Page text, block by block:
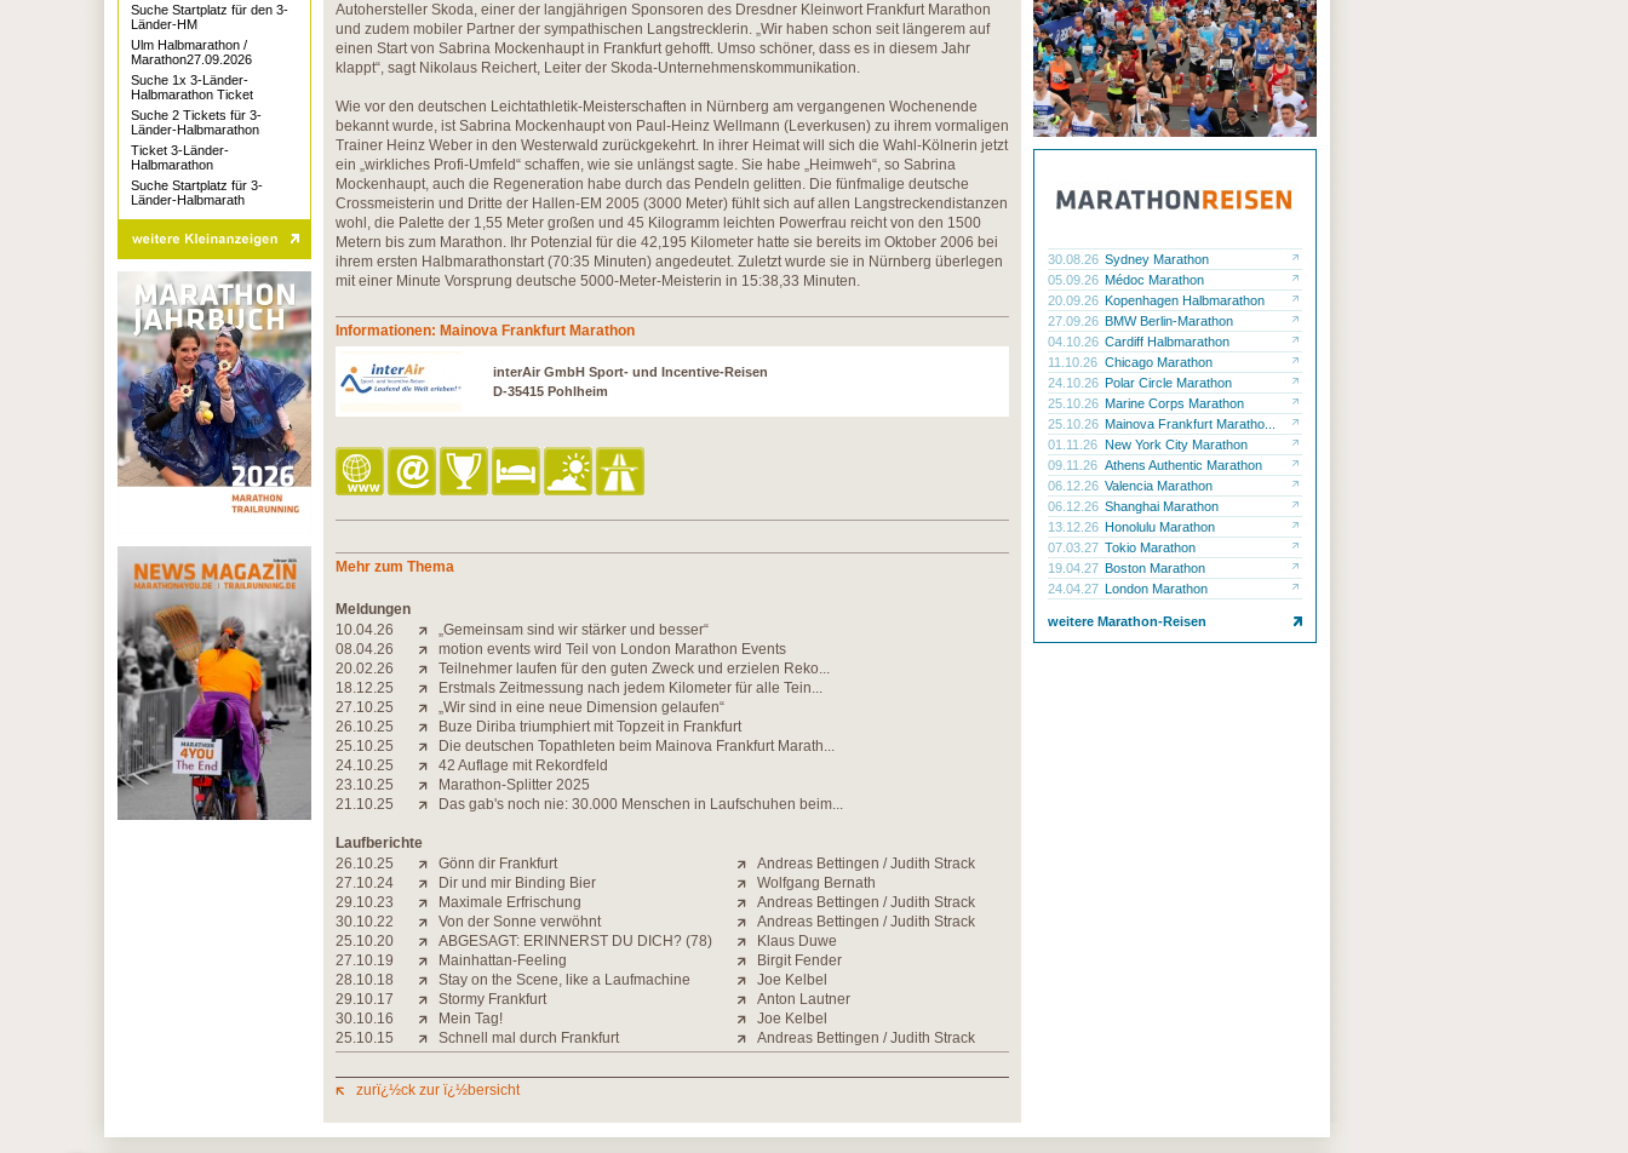
Autohersteller Skoda, einer der langjährigen Sponsoren des Dresdner Kleinwort Frankfurt Marathon
und zudem mobiler Partner der sympathischen Langstrecklerin. „Wir haben schon seit längerem auf
einen Start von Sabrina Mockenhaupt in Frankfurt gehofft. Umso schöner, dass es in diesem Jahr
klappt“, sagt Nikolaus Reichert, Leiter der Skoda-Unternehmenskommunikation.
Wie vor den deutschen Leichtathletik-Meisterschaften in Nürnberg am vergangenen Wochenende
bekannt wurde, ist Sabrina Mockenhaupt von Paul-Heinz Wellmann (Leverkusen) zu ihrem vormaligen
Trainer Heinz Weber in den Westerwald zurückgekehrt. In ihrer Heimat will sich die Wahl-Kölnerin jetzt
ein „wirkliches Profi-Umfeld“ schaffen, wie sie unlängst sagte. Sie habe „Heimweh“, so Sabrina
Mockenhaupt, auch die Regeneration habe durch das Pendeln gelitten. Die fünfmalige deutsche
Crossmeisterin und Dritte der Hallen-EM 2005 (3000 Meter) fühlt sich auf allen Langstreckendistanzen
wohl, die Palette der 1,55 Meter großen und 45 Kilogramm leichten Powerfrau reicht von den 1500
Metern bis zum Marathon. Ihr Potenzial für die 42,195 Kilometer hatte sie bereits im Oktober 2006 bei
ihrem ersten Halbmarathonstart (70:35 Minuten) angedeutet. Zuletzt wurde sie in Nürnberg überlegen
mit einer Minute Vorsprung deutsche 5000-Meter-Meisterin in 15:38,33 Minuten.
Informationen: Mainova Frankfurt Marathon
interAir GmbH Sport- und Incentive-Reisen
D-35415 Pohlheim
Mehr zum Thema
Meldungen
10.04.26
„Gemeinsam sind wir stärker und besser“
08.04.26
motion events wird Teil von London Marathon Events
20.02.26
Teilnehmer laufen für den guten Zweck und erzielen Reko...
18.12.25
Erstmals Zeitmessung nach jedem Kilometer für alle Tein...
27.10.25
„Wir sind in eine neue Dimension gelaufen“
26.10.25
Buze Diriba triumphiert mit Topzeit in Frankfurt
25.10.25
Die deutschen Topathleten beim Mainova Frankfurt Marath...
24.10.25
42 Auflage mit Rekordfeld
23.10.25
Marathon-Splitter 2025
21.10.25
Das gab's noch nie: 30.000 Menschen in Laufschuhen beim...
Laufberichte
26.10.25
Gönn dir Frankfurt
Andreas Bettingen / Judith Strack
27.10.24
Dir und mir Binding Bier
Wolfgang Bernath
29.10.23
Maximale Erfrischung
Andreas Bettingen / Judith Strack
30.10.22
Von der Sonne verwöhnt
Andreas Bettingen / Judith Strack
25.10.20
ABGESAGT: ERINNERST DU DICH? (78)
Klaus Duwe
27.10.19
Mainhattan-Feeling
Birgit Fender
28.10.18
Stay on the Scene, like a Laufmachine
Joe Kelbel
29.10.17
Stormy Frankfurt
Anton Lautner
30.10.16
Mein Tag!
Joe Kelbel
25.10.15
Schnell mal durch Frankfurt Andreas Bettingen / Judith Strack
zurï¿½ck zur ï¿½bersicht
30.08.26 Sydney Marathon
05.09.26 Médoc Marathon
20.09.26 Kopenhagen Halbmarathon
27.09.26 BMW Berlin-Marathon
04.10.26 Cardiff Halbmarathon
11.10.26 Chicago Marathon
24.10.26 Polar Circle Marathon
25.10.26 Marine Corps Marathon
25.10.26 Mainova Frankfurt Maratho...
01.11.26 New York City Marathon
09.11.26 Athens Authentic Marathon
06.12.26 Valencia Marathon
06.12.26 Shanghai Marathon
13.12.26 Honolulu Marathon
07.03.27 Tokio Marathon
19.04.27 Boston Marathon
24.04.27 London Marathon
weitere Marathon-Reisen
Suche Startplatz für den 3-
Länder-HM
Ulm Halbmarathon /
Marathon27.09.2026
Suche 1x 3-Länder-
Halbmarathon Ticket
Suche 2 Tickets für 3-
Länder-Halbmarathon
Ticket 3-Länder-
Halbmarathon
Suche Startplatz für 3-
Länder-Halbmarath